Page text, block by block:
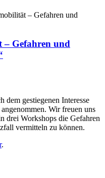
– Gefahren und
Gefahren und
dem gestiegenen Interesse
Wir freuen uns
drei Workshops die Gefahren
vermitteln zu können.
.